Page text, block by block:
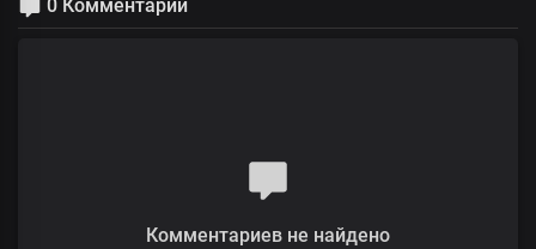
0 Комментарии
Комментариев не найдено